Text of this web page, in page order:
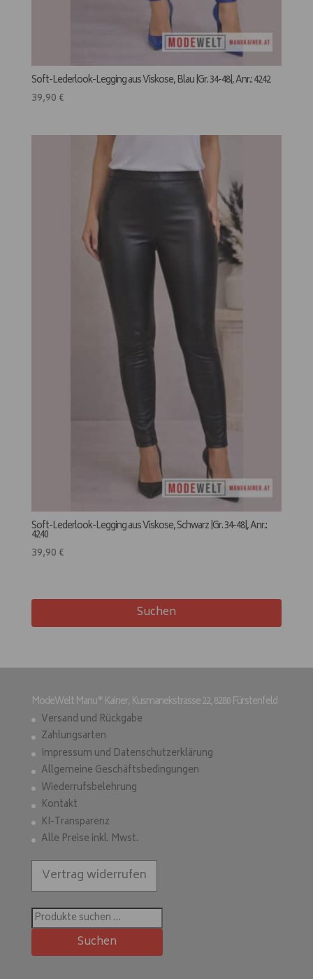
Soft-Lederlook-Legging aus Viskose, Blau |Gr. 34-48|, Anr.: 4242
39,90 €
Soft-Lederlook-Legging aus Viskose, Schwarz |Gr. 34-48|, Anr.:
4240
39,90 €
Suchen
ModeWelt Manu* Kainer, Kusmanekstrasse 22, 8280 Fürstenfeld
Versand und Rückgabe
Zahlungsarten
Impressum und Datenschutzerklärung
Allgemeine Geschäftsbedingungen
Wiederrufsbelehrung
Kontakt
KI-Transparenz
Alle Preise inkl. Mwst.
Vertrag widerrufen
Suchen
nach:
Suchen